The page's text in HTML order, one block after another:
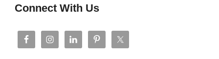
Connect With Us